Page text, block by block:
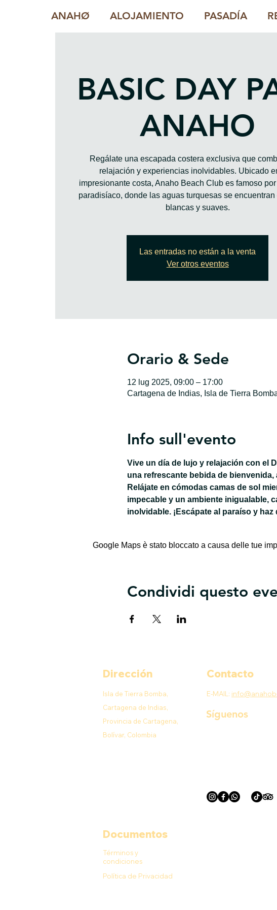
ANAHØ ALOJAMIENTO PASADÍA
BASIC DAY
ANAHO
Regálate una escapada costera exclusiva que
relajación y experiencias inolvidables. Ubicado
impresionante costa, Anaho Beach Club es famoso
paradisíaco, donde las aguas turquesas se
blancas y suaves.
Las entradas no están a la venta
Ver otros eventos
Orario & Sede
12 lug 2025, 09:00 – 17:00
Cartagena de Indias, Isla de Tierra
Info sull'evento
Vive un día de lujo y relajación con el
una refrescante bebida de
Relájate en cómodas camas de sol
impecable y un ambiente inigualable,
inolvidable. ¡Escápate al paraíso y
Google Maps è stato bloccato a causa delle tue
Condividi questo
Dirección
Isla de Tierra Bomba,
Cartagena de Indias,
Provincia de Cartagena,
Bolívar, Colombia
Contacto
E-MAIL:
Síguenos
Documentos
Términos y
condiciones
Política de Privacidad